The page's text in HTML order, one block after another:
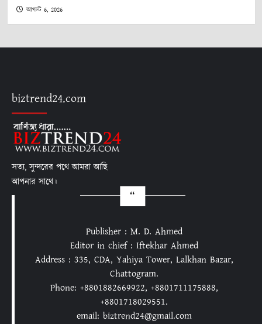
আগস্ট 6, 2026
biztrend24.com
সত্য, সুন্দরের পথে আমরা আছি
আপনার সাথে।
Publisher : M. D. Ahmed
Editor in chief : Iftekhar Ahmed
Address : 335, CDA, Yahiya Tower, Lalkhan Bazar,
Chattogram.
Phone: +8801882669922, +8801711175888,
+8801718029551.
email: biztrend24@gmail.com